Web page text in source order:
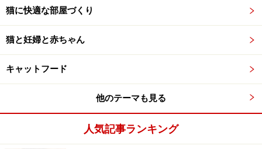
犬・猫が死亡したとされており、メニュー・フーズ社は
リコール対象の商品で死亡したと確認された場合は、死
亡に対する支払いを行う、と発表しています。
今現在も体調が悪くなっている犬や猫がいるそうで、今
後死亡数が増える可能性が高いと懸念されています。ま
されているそうです。
今回のリコールの余波
猫に快適な部屋づくり
猫と妊婦と赤ちゃん
キャットフード
他のテーマも見る
人気記事ランキング